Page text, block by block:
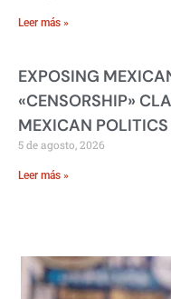
Leer más »
EXPOSING
«CENSORSHIP»
MEXICAN
5 de agosto, 2026
Leer más »